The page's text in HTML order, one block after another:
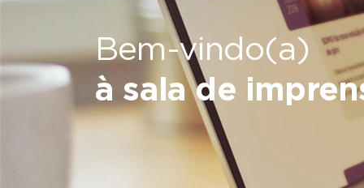
Bem-vindo(a)
à sala de